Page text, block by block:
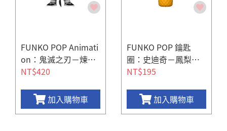
FUNKO POP Animati
on：鬼滅之刃－煉獄
杏壽郎（黑白版）
NT$420
加入購物車
FUNKO POP 鑰匙
圈：史迪奇－鳳梨史
迪奇
NT$195
加入購物車